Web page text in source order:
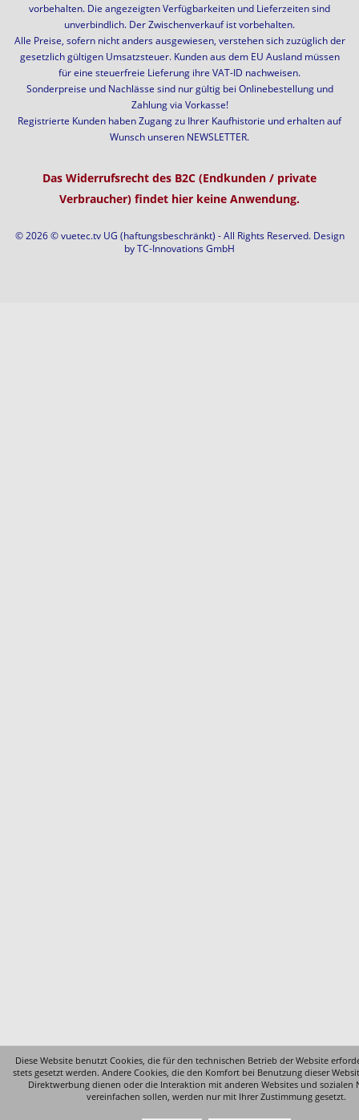
vorbehalten. Die angezeigten Verfügbarkeiten und Lieferzeiten sind
unverbindlich. Der Zwischenverkauf ist vorbehalten.
Alle Preise, sofern nicht anders ausgewiesen, verstehen sich zuzüglich der
gesetzlich gültigen Umsatzsteuer. Kunden aus dem EU Ausland müssen
für eine steuerfreie Lieferung ihre VAT-ID nachweisen.
Sonderpreise und Nachlässe sind nur gültig bei Onlinebestellung und
Zahlung via Vorkasse!
Registrierte Kunden haben Zugang zu Ihrer Kaufhistorie und erhalten auf
Wunsch unseren NEWSLETTER.
Das Widerrufsrecht des B2C (Endkunden / private
Verbraucher) findet hier keine Anwendung.
© 2026 © vuetec.tv UG (haftungsbeschränkt) - All Rights Reserved. Design
byTC-Innovations GmbH
Diese Website benutzt Cookies, die für den technischen Betrieb der Website
stets gesetzt werden. Andere Cookies, die den Komfort bei Benutzung dieser
Direktwerbung dienen oder die Interaktion mit anderen Websites und sozialen
vereinfachen sollen, werden nur mit Ihrer Zustimmung gesetzt.